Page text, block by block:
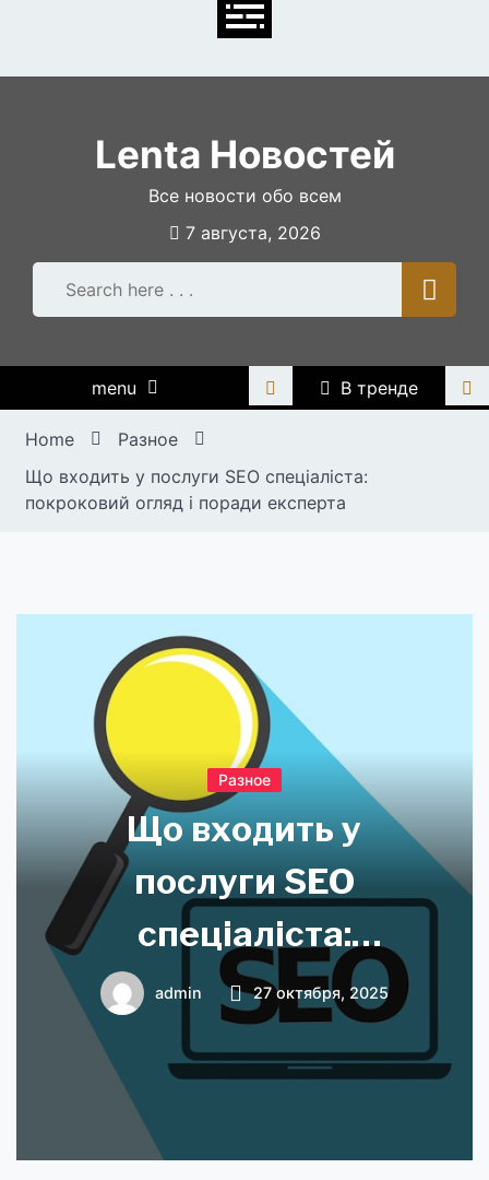
Lenta Новостей
Все новости обо всем
7 августа, 2026
menu В тренде
Home
Разное
Що входить у послуги SEO спеціаліста:
покроковий огляд і поради експерта
Разное
Що входить у
послуги SEO
спеціаліста:
покроковий огляд і
поради експерта
admin 27 октября, 2025